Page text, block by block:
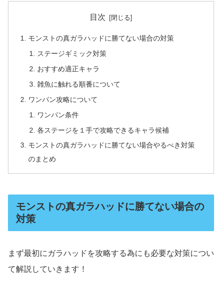
目次
モンストの真ガラハッドに勝てない場合の対策
ステージギミック対策
おすすめ適正キャラ
雑魚に触れる順番について
ワンパン攻略について
ワンパン条件
各ステージを１手で攻略できるキャラ候補
モンストの真ガラハッドに勝てない場合やるべき対策
のまとめ
モンストの真ガラハッドに勝てない場合の
対策
まず最初にガラハッドを攻略する為にも必要な対策につい
て解説していきます！